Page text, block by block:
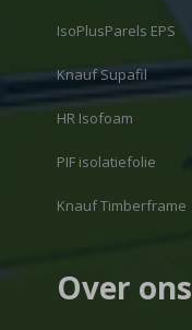
IsoPlusParels EPS
Knauf Supafil
HR Isofoam
PIF isolatiefolie
Knauf Timberframe
Over ons